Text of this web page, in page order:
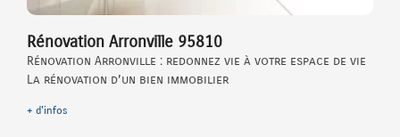
Rénovation Arronville 95810
Rénovation Arronville : redonnez vie à votre espace de vie
La rénovation d’un bien immobilier
+ d'infos